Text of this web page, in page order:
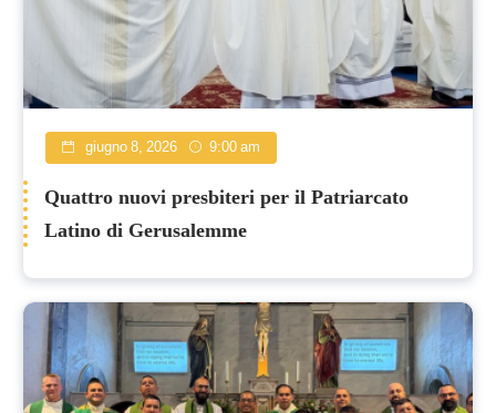
giugno 8, 2026 9:00 am
Quattro nuovi presbiteri per il Patriarcato
Latino di Gerusalemme